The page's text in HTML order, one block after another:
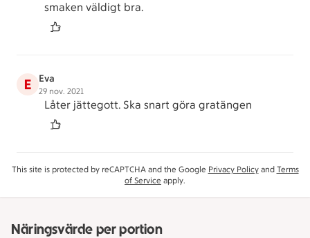
smaken väldigt bra.
E Eva
29 nov. 2021
Låter jättegott. Ska snart göra gratängen
This site is protected by reCAPTCHA and the Google Privacy Policyand Terms
of Service apply.
Näringsvärde per portion